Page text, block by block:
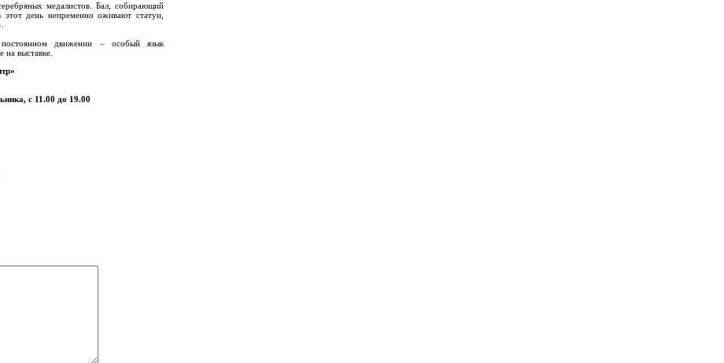
медалистов. Бал, собирающий
день непременно оживают статуи,
движении – особый язык
выставке.
с 11.00 до 19.00